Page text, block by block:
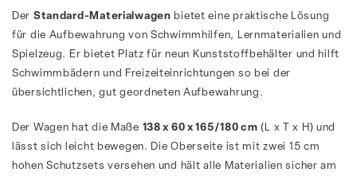
Der Standard-Materialwagen bietet eine praktische Lösung
für die Aufbewahrung von Schwimmhilfen, Lernmaterialien und
Spielzeug. Er bietet Platz für neun Kunststoffbehälter und hilft
Schwimmbädern und Freizeiteinrichtungen so bei der
übersichtlichen, gut geordneten Aufbewahrung.
Der Wagen hat die Maße 138 x 60 x 165/180 cm (L x T x H) und
lässt sich leicht bewegen. Die Oberseite ist mit zwei 15 cm
hohen Schutzsets versehen und hält alle Materialien sicher am